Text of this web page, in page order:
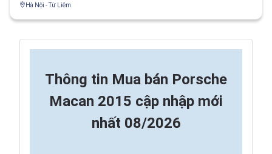
Hà Nội - Từ Liêm
Thông tin Mua bán Porsche
Macan 2015 cập nhập mới
nhất 08/2026